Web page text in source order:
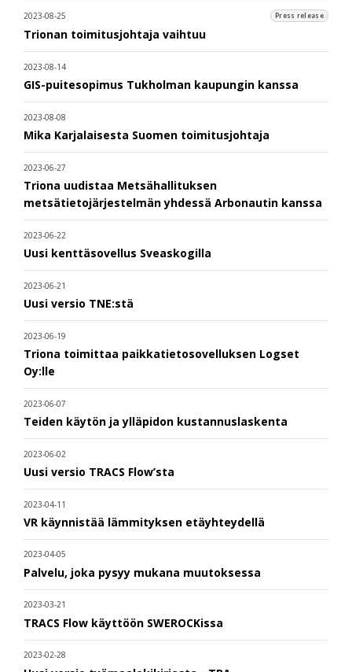
2023-08-25 Press release
Trionan toimitusjohtaja vaihtuu
2023-08-14
GIS-puitesopimus Tukholman kaupungin kanssa
2023-08-08
Mika Karjalaisesta Suomen toimitusjohtaja
2023-06-27
Triona uudistaa Metsähallituksen
metsätietojärjestelmän yhdessä Arbonautin kanssa
2023-06-22
Uusi kenttäsovellus Sveaskogilla
2023-06-21
Uusi versio TNE:stä
2023-06-19
Triona toimittaa paikkatietosovelluksen Logset
Oy:lle
2023-06-07
Teiden käytön ja ylläpidon kustannuslaskenta
2023-06-02
Uusi versio TRACS Flow’sta
2023-04-11
VR käynnistää lämmityksen etäyhteydellä
2023-04-05
Palvelu, joka pysyy mukana muutoksessa
2023-03-21
TRACS Flow käyttöön SWEROCKissa
2023-02-28